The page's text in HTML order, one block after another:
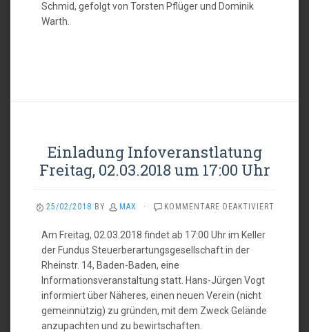
Schmid, gefolgt von Torsten Pflüger und Dominik
Warth.
Einladung Infoveranstlatung
Freitag, 02.03.2018 um 17:00 Uhr
25/02/2018 BY MAX · KOMMENTARE DEAKTIVIERT
Am Freitag, 02.03.2018 findet ab 17:00 Uhr im Keller
der Fundus Steuerberartungsgesellschaft in der
Rheinstr. 14, Baden-Baden, eine
Informationsveranstaltung statt. Hans-Jürgen Vogt
informiert über Näheres, einen neuen Verein (nicht
gemeinnützig) zu gründen, mit dem Zweck Gelände
anzupachten und zu bewirtschaften.